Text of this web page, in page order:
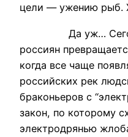
цели — ужению рыб.
Да уж…
россиян
когда все чаще
российских рек
браконьеров с
закон, по которому
электродрянью